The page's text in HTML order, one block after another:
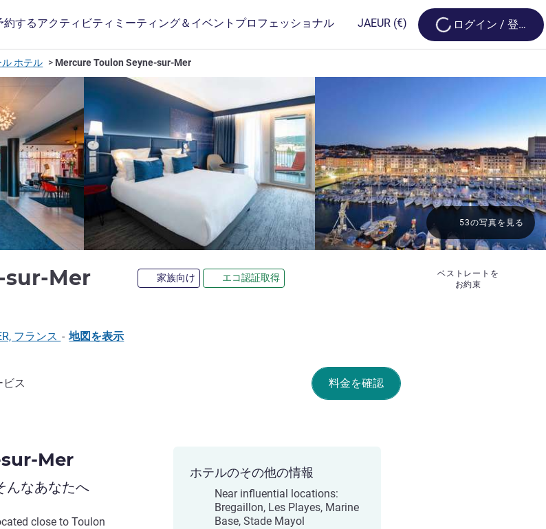
約するアクティビティ ミーティング＆イベント プロフェッショナル JAEUR (€) Loading...
ログイン / 登録
ホテル Mercure Toulon Seyne-sur-Mer
sur-Mer 4 つ星家族向け エコ認証取得
ベストレートを
お約束
53の写真を見る
フランス - 地図を表示
料金を確認
ス
Mer
んなあなたへ
close to Toulon
ホテルのその他の情報
Near influential locations:
Bregaillon, Les Playes, Marine
Base, Stade Mayol